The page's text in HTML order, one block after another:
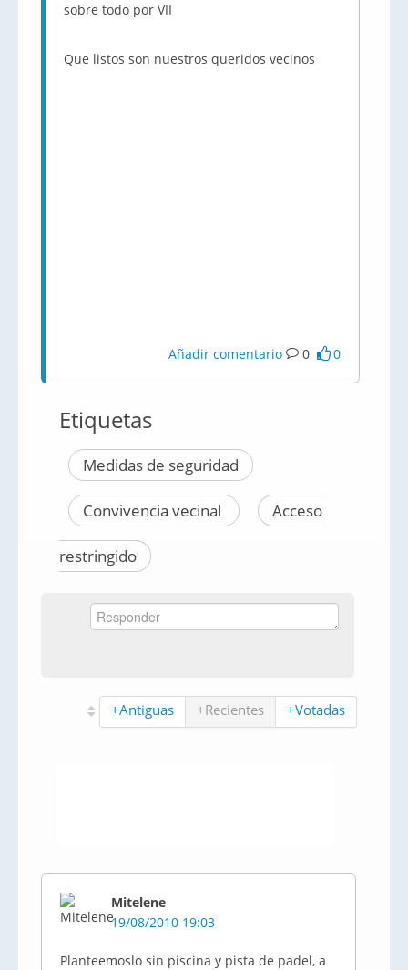
sobre todo por VII
Que listos son nuestros queridos vecinos
Añadir comentario 0 0
Etiquetas
Medidas de seguridad
Convivencia vecinal Acceso
restringido
+Antiguas +Recientes +Votadas
Mitelene
19/08/2010 19:03
Planteemoslo sin piscina y pista de padel, a